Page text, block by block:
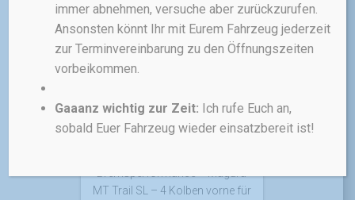
BREMSEN
Magura MT Trail SL
MT Trail SL – 4 Kolben vorne für
immer abnehmen, versuche aber zurückzurufen.
Ansonsten könnt Ihr mit Eurem Fahrzeug jederzeit
zur Terminvereinbarung zu den Öffnungszeiten
vorbeikommen.
Gaaanz wichtig zur Zeit: Ich rufe Euch an,
sobald Euer Fahrzeug wieder einsatzbereit ist!